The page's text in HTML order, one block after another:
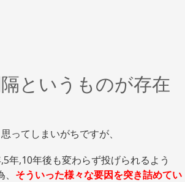
というものが存在
ってしまいがちですが、
年,10年後も変わらず投げられるよう
そういった様々な要因を突き詰めてい